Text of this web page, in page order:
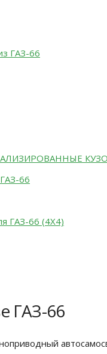
ГАЗ-66
66
ГАЗ-66 (4X4)
ГАЗ-66